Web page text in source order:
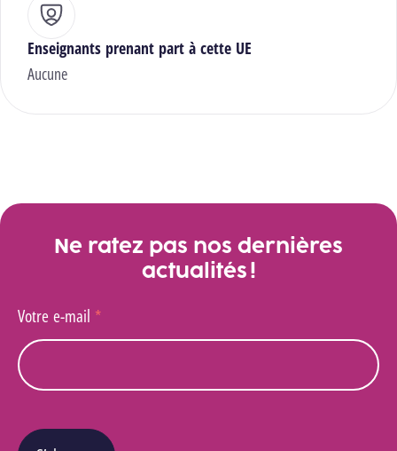
Enseignants prenant part à cette UE
Aucune
Ne ratez pas nos dernières
actualités !
Votre e-mail *